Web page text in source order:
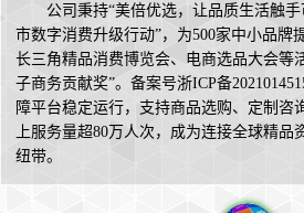
公司秉持“美倍优选，让品质生活触手
市数字消费升级行动”，为500家中小品牌
长三角精品消费博览会、电商选品大会等
子商务贡献奖”。备案号浙ICP备
障平台稳定运行，支持商品选购、定制咨
上服务量超80万人次，成为连接全球精
纽带。